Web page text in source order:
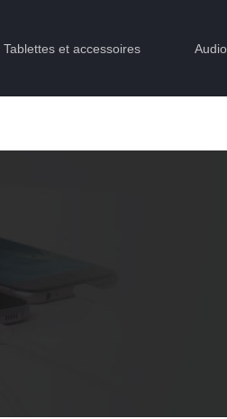
Tablettes et accessoires